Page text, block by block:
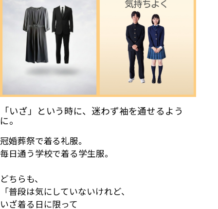
「いざ」という時に、迷わず袖を通せるよう
に。
冠婚葬祭で着る礼服。
毎日通う学校で着る学生服。
どちらも、
「普段は気にしていないけれど、
いざ着る日に限って